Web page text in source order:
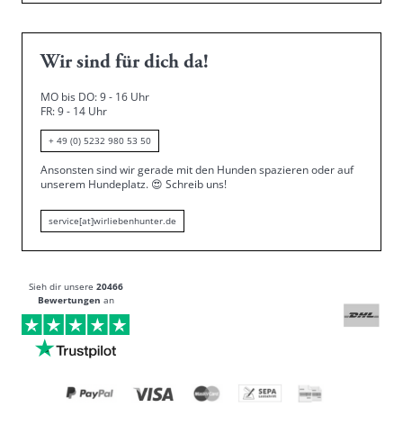
Wir sind für dich da!
MO bis DO: 9 - 16 Uhr
FR: 9 - 14 Uhr
+ 49 (0) 5232 980 53 50
Ansonsten sind wir gerade mit den Hunden spazieren oder auf
unserem Hundeplatz. 😍 Schreib uns!
service[at]wirliebenhunter.de
Sieh dir unsere 20466
Bewertungen an